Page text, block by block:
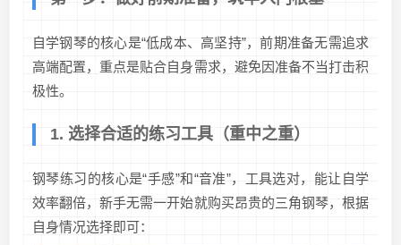
自学钢琴的核心是“低成本、高坚持”，前期准备无需追求
高端配置，重点是贴合自身需求，避免因准备不当打击积
极性。
1. 选择合适的练习工具（重中之重）
钢琴练习的核心是“手感”和“音准”，工具选对，能让自学
效率翻倍，新手无需一开始就购买昂贵的三角钢琴，根据
自身情况选择即可：